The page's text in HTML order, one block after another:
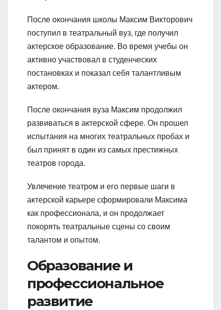
После окончания школы Максим Викторович
поступил в театральный вуз, где получил
актерское образование. Во время учебы он
активно участвовал в студенческих
постановках и показал себя талантливым
актером.
После окончания вуза Максим продолжил
развиваться в актерской сфере. Он прошел
испытания на многих театральных пробах и
был принят в один из самых престижных
театров города.
Увлечение театром и его первые шаги в
актерской карьере сформировали Максима
как профессионала, и он продолжает
покорять театральные сцены со своим
талантом и опытом.
Образование и
профессиональное
развитие